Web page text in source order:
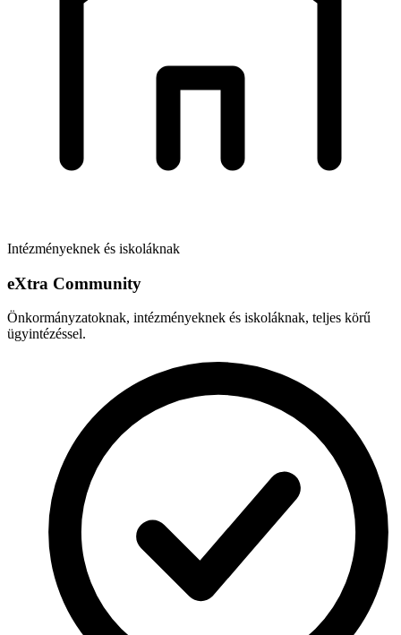
Intézményeknek és iskoláknak
eXtra Community
Önkormányzatoknak, intézményeknek és iskoláknak, teljes körű
ügyintézéssel.